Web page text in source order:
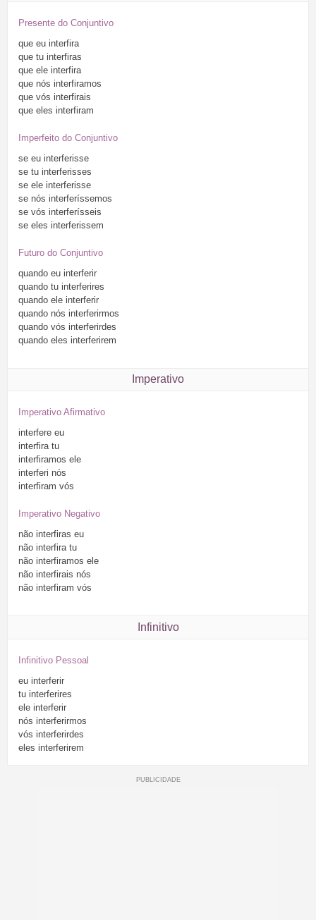
Presente do Conjuntivo
que eu interfira
que tu interfiras
que ele interfira
que nós interfiramos
que vós interfirais
que eles interfiram
Imperfeito do Conjuntivo
se eu interferisse
se tu interferisses
se ele interferisse
se nós interferíssemos
se vós interferísseis
se eles interferissem
Futuro do Conjuntivo
quando eu interferir
quando tu interferires
quando ele interferir
quando nós interferirmos
quando vós interferirdes
quando eles interferirem
Imperativo
Imperativo Afirmativo
interfere eu
interfira tu
interfiramos ele
interferi nós
interfiram vós
Imperativo Negativo
não interfiras eu
não interfira tu
não interfiramos ele
não interfirais nós
não interfiram vós
Infinitivo
Infinitivo Pessoal
eu interferir
tu interferires
ele interferir
nós interferirmos
vós interferirdes
eles interferirem